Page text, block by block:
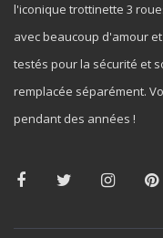
l'iconique trottinette 3
avec beaucoup d'amour
testés pour la sécurité et
remplacée séparément.
pendant des années !